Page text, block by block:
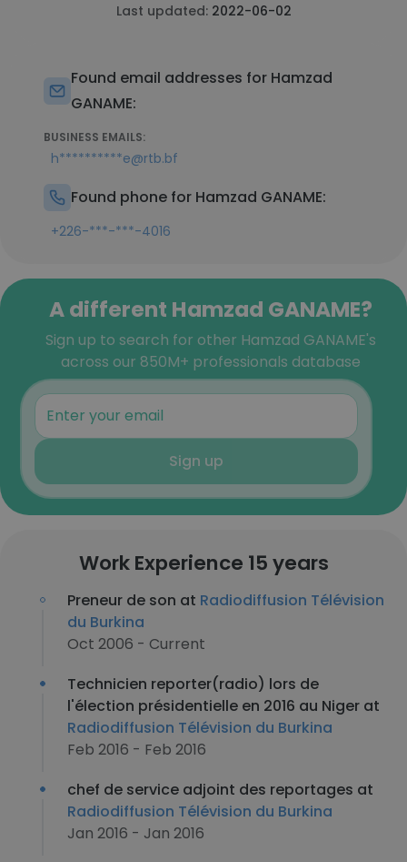
Last updated: 2022-06-02
Found email addresses for Hamzad
GANAME:
BUSINESS EMAILS:
h**********e@rtb.bf
Found phone for Hamzad GANAME:
+226-***-***-4016
A different Hamzad GANAME?
Sign up to search for other Hamzad GANAME's
across our 850M+ professionals database
Sign up
Work Experience 15 years
Preneur de son at Radiodiffusion Télévision
du Burkina
Oct 2006 - Current
Technicien reporter(radio) lors de
l'élection présidentielle en 2016 au Niger at
Radiodiffusion Télévision du Burkina
Feb 2016 - Feb 2016
chef de service adjoint des reportages at
Radiodiffusion Télévision du Burkina
Jan 2016 - Jan 2016